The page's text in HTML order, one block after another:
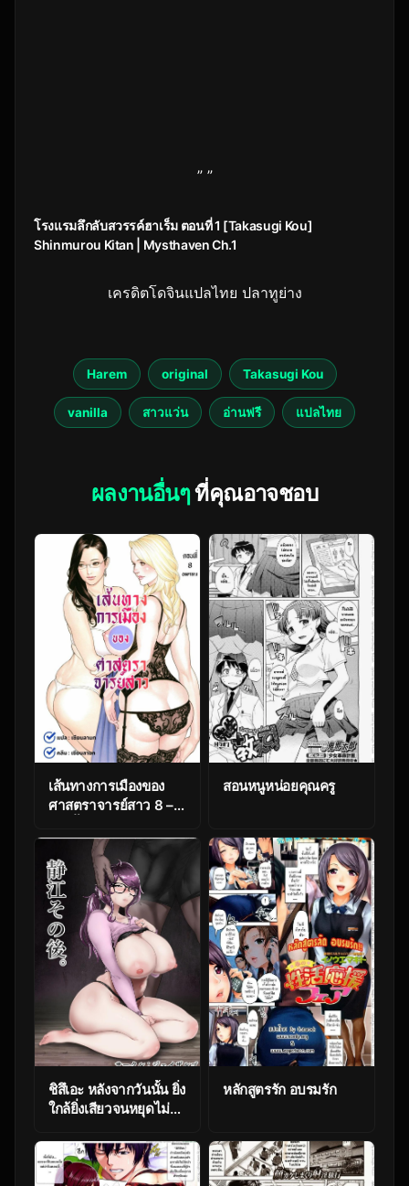
” ”
โรงแรมลึกลับสวรรค์ฮาเร็ม ตอนที่ 1 [Takasugi Kou]
Shinmurou Kitan | Mysthaven Ch.1
เครดิตโดจินแปลไทย ปลาทูย่าง
Harem original Takasugi Kou
vanilla สาวแว่น อ่านฟรี แปลไทย
ผลงานอื่นๆที่คุณอาจชอบ
เส้นทางการเมืองของ
ศาสตราจารย์สาว 8 –
Seishin, Yamasaki
Masato] InY
Akajuutan + Omake
Ch.8
สอนหนูหน่อยคุณครู
ชิสึเอะ หลังจากวันนั้น ยิ่ง
ใกล้ยิ่งเสียวจนหยุดไม่
Sonoato
หลักสูตรรัก อบรมรัก